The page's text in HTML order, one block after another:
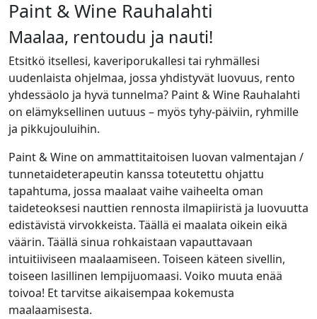
Paint & Wine Rauhalahti
Maalaa, rentoudu ja nauti!
Etsitkö itsellesi, kaveriporukallesi tai ryhmällesi
uudenlaista ohjelmaa, jossa yhdistyvät luovuus, rento
yhdessäolo ja hyvä tunnelma? Paint & Wine Rauhalahti
on elämyksellinen uutuus – myös tyhy-päiviin, ryhmille
ja pikkujouluihin.
Paint & Wine on ammattitaitoisen luovan valmentajan /
tunnetaideterapeutin kanssa toteutettu ohjattu
tapahtuma, jossa maalaat vaihe vaiheelta oman
taideteoksesi nauttien rennosta ilmapiiristä ja luovuutta
edistävistä virvokkeista. Täällä ei maalata oikein eikä
väärin. Täällä sinua rohkaistaan vapauttavaan
intuitiiviseen maalaamiseen. Toiseen käteen sivellin,
toiseen lasillinen lempijuomaasi. Voiko muuta enää
toivoa! Et tarvitse aikaisempaa kokemusta
maalaamisesta.